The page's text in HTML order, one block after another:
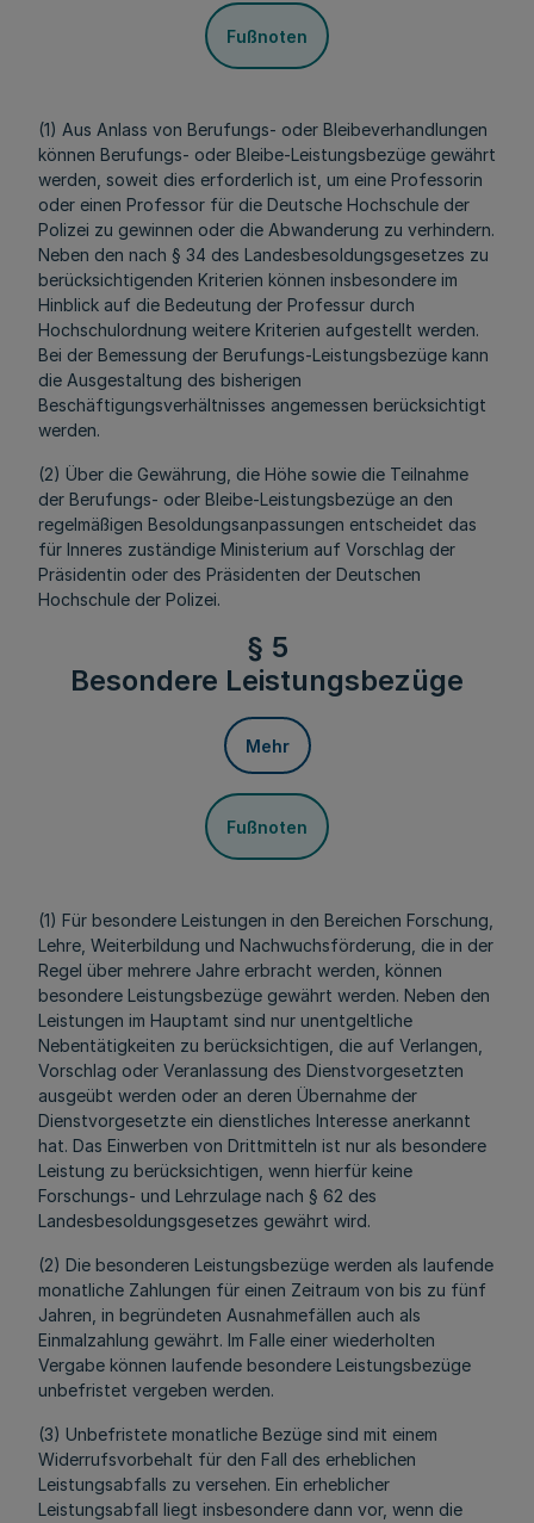
Fußnoten
(1) Aus Anlass von Berufungs- oder Bleibeverhandlungen
können Berufungs- oder Bleibe-Leistungsbezüge gewährt
werden, soweit dies erforderlich ist, um eine Professorin
oder einen Professor für die Deutsche Hochschule der
Polizei zu gewinnen oder die Abwanderung zu verhindern.
Neben den nach § 34 des Landesbesoldungsgesetzes zu
berücksichtigenden Kriterien können insbesondere im
Hinblick auf die Bedeutung der Professur durch
Hochschulordnung weitere Kriterien aufgestellt werden.
Bei der Bemessung der Berufungs-Leistungsbezüge kann
die Ausgestaltung des bisherigen
Beschäftigungsverhältnisses angemessen berücksichtigt
werden.
(2) Über die Gewährung, die Höhe sowie die Teilnahme
der Berufungs- oder Bleibe-Leistungsbezüge an den
regelmäßigen Besoldungsanpassungen entscheidet das
für Inneres zuständige Ministerium auf Vorschlag der
Präsidentin oder des Präsidenten der Deutschen
Hochschule der Polizei.
§ 5
Besondere Leistungsbezüge
Mehr
Fußnoten
(1) Für besondere Leistungen in den Bereichen Forschung,
Lehre, Weiterbildung und Nachwuchsförderung, die in der
Regel über mehrere Jahre erbracht werden, können
besondere Leistungsbezüge gewährt werden. Neben den
Leistungen im Hauptamt sind nur unentgeltliche
Nebentätigkeiten zu berücksichtigen, die auf Verlangen,
Vorschlag oder Veranlassung des Dienstvorgesetzten
ausgeübt werden oder an deren Übernahme der
Dienstvorgesetzte ein dienstliches Interesse anerkannt
hat. Das Einwerben von Drittmitteln ist nur als besondere
Leistung zu berücksichtigen, wenn hierfür keine
Forschungs- und Lehrzulage nach § 62 des
Landesbesoldungsgesetzes gewährt wird.
(2) Die besonderen Leistungsbezüge werden als laufende
monatliche Zahlungen für einen Zeitraum von bis zu fünf
Jahren, in begründeten Ausnahmefällen auch als
Einmalzahlung gewährt. Im Falle einer wiederholten
Vergabe können laufende besondere Leistungsbezüge
unbefristet vergeben werden.
(3) Unbefristete monatliche Bezüge sind mit einem
Widerrufsvorbehalt für den Fall des erheblichen
Leistungsabfalls zu versehen. Ein erheblicher
Leistungsabfall liegt insbesondere dann vor, wenn die